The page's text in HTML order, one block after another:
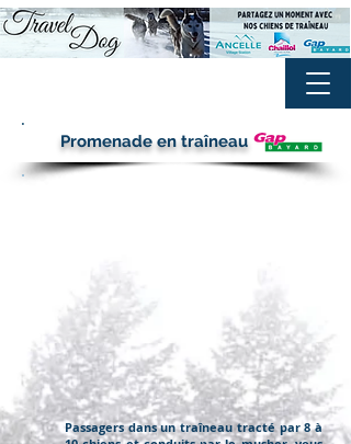
Promenade en traîneau
Passagers dans untraîneau tracté par 8 à